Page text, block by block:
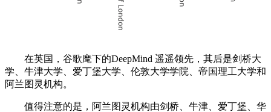
在英国，谷歌麾下的DeepMind 遥遥领先，其后是剑桥大
学、牛津大学、爱丁堡大学、伦敦大学学院、帝国理工大学和
阿兰图灵机构。
值得注意的是，阿兰图灵机构由剑桥、牛津、爱丁堡、华